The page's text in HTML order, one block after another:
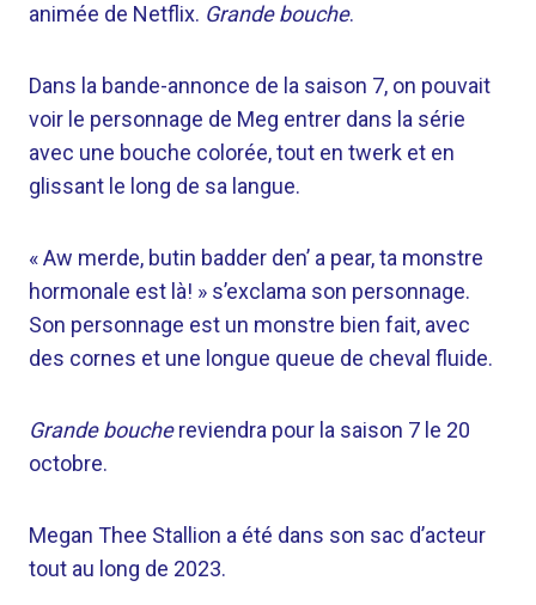
animée de Netflix. Grande bouche.
Dans la bande-annonce de la saison 7, on pouvait
voir le personnage de Meg entrer dans la série
avec une bouche colorée, tout en twerk et en
glissant le long de sa langue.
« Aw merde, butin badder den’ a pear, ta monstre
hormonale est là! » s’exclama son personnage.
Son personnage est un monstre bien fait, avec
des cornes et une longue queue de cheval fluide.
Grande bouchereviendra pour la saison 7 le 20
octobre.
Megan Thee Stallion a été dans son sac d’acteur
tout au long de 2023.